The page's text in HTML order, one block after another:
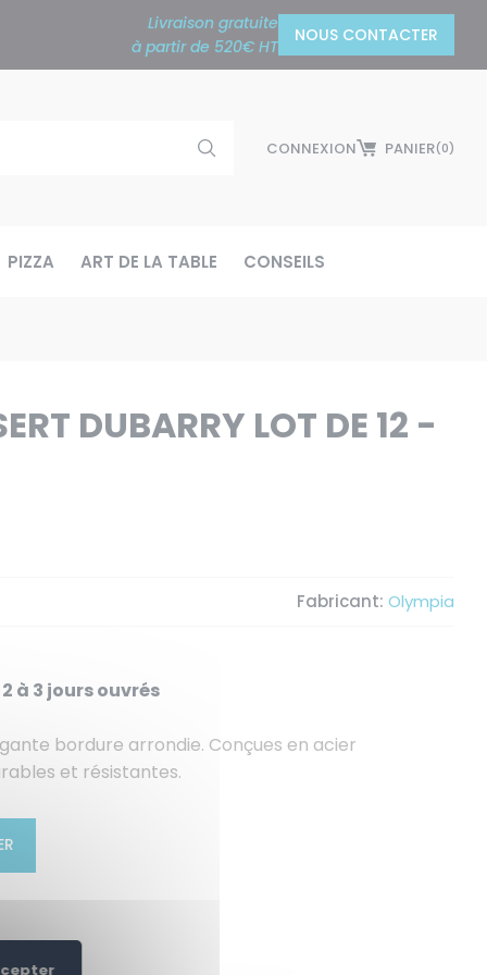
Livraison gratuite
à partir de 520€ HT
NOUS CONTACTER
CONNEXION PANIER(0)
PIZZA ART DE LA TABLE CONSEILS
DUBARRY LOT DE 12 -
Fabricant: Olympia
à 3 jours ouvrés
bordure arrondie. Conçues en acier
et résistantes.